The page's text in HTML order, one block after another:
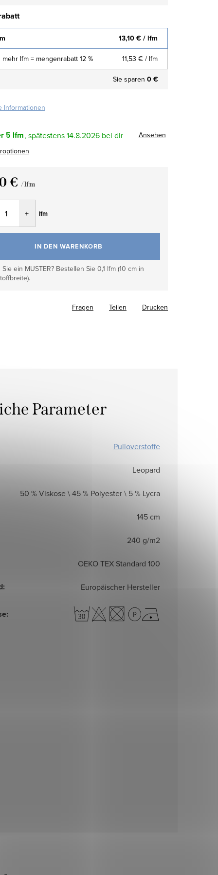
13,10 € / lfm
lfm = mengenrabatt 12 % 11,53 € / lfm
Sie sparen 0 €
Informationen
5 lfm 14.8.2026
Ansehen
€ / lfm
lfm
IN DEN WARENKORB
ein MUSTER? Bestellen Sie 0,1 lfm (10 cm in
Drucken
Fragen Teilen
Parameter
Pulloverstoffe
Leopard
50 % Viskose \ 45 % Polyester \ 5 % Lycra
145 cm
240 g/m2
OEKO TEX Standard 100
: Europäischer Hersteller
: